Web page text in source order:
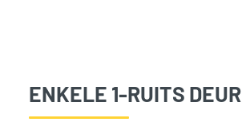
ENKELE 1-RUITS DEUR